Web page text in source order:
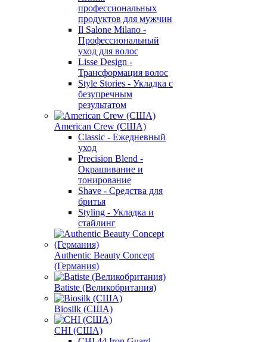
профессиональных
продуктов для мужчин
Il Salone Milano -
Профессиональный
уход для волос
Lisse Design -
Трансформация волос
Style Stories - Укладка с
безупречным
результатом
American Crew (США)
Classic - Ежедневный
уход
Precision Blend -
Окрашивание и
тонирование
Shave - Средства для
бритья
Styling - Укладка и
стайлинг
Authentic Beauty Concept
(Германия)
Batiste (Великобритания)
Biosilk (США)
CHI (США)